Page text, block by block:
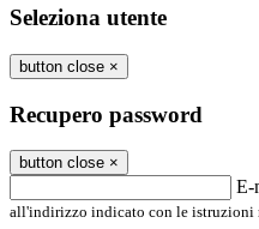
Seleziona utente
button close ×
Recupero password
button close ×
E-
all'indirizzo indicato con le istruzioni